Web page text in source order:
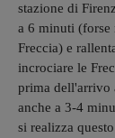
stazione di
a 6 minuti (forse
Freccia) e
incrociare le
prima dell'arrivo
anche a 3-4
si realizza